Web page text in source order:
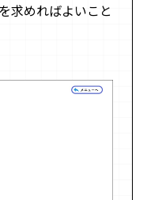
求めればよいこと